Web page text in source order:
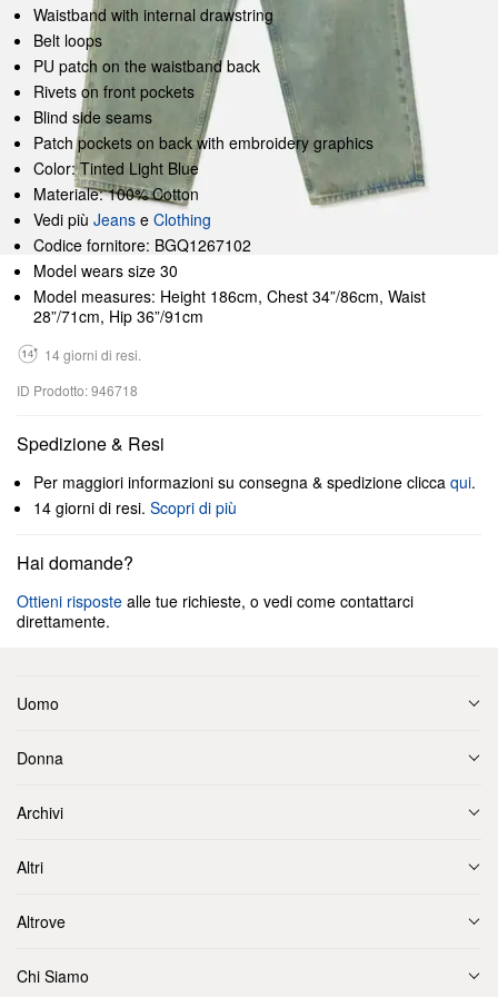
Waistband with internal drawstring
Belt loops
PU patch on the waistband back
Rivets on front pockets
Blind side seams
Patch pockets on back with embroidery graphics
Color: Tinted Light Blue
Materiale: 100% Cotton
Vedi più Jeans e Clothing
Codice fornitore: BGQ1267102
Model wears size 30
Model measures: Height 186cm, Chest 34”/86cm, Waist
28”/71cm, Hip 36”/91cm
14 giorni di resi.
ID Prodotto: 946718
Spedizione & Resi
Per maggiori informazioni su consegna & spedizione clicca qui.
14 giorni di resi. Scopri di più
Hai domande?
Ottieni risposte alle tue richieste, o vedi come contattarci
direttamente.
Uomo
Donna
Archivi
Altri
Altrove
Chi Siamo